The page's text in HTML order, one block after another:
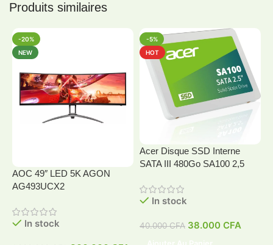
Produits similaires
-20%
NEW
AOC 49″ LED 5K AGON
AG493UCX2
In stock
-5%
HOT
Acer Disque SSD Interne
SATA III 480Go SA100 2,5
In stock
40.000CFA 38.000 CFA